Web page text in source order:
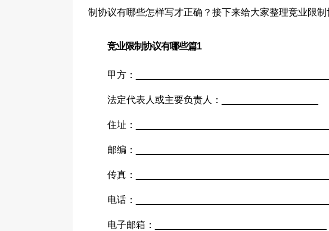
制协议有哪些怎样写才正确？接下来给大家整理竞业限制
竞业限制协议有哪些篇1
甲方：____________________________________
法定代表人或主要负责人：__________________
住址：____________________________________
邮编：____________________________________
传真：____________________________________
电话：____________________________________
电子邮箱：________________________________